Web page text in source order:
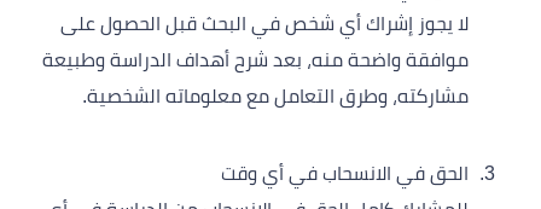
لا يجوز إشراك أي شخص في البحث قبل الحصول على
موافقة واضحة منه، بعد شرح أهداف الدراسة وطبيعة
مشاركته، وطرق التعامل مع معلوماته الشخصية.
الحق في الانسحاب في أي وقت